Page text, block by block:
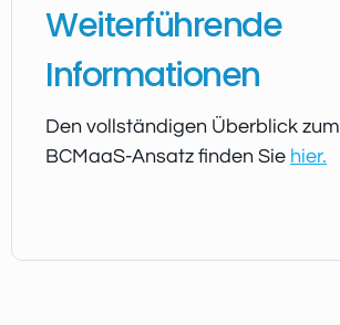
Weiterführende
Informationen
Den vollständigen Überblick zum
BCMaaS-Ansatz finden Sie hier.